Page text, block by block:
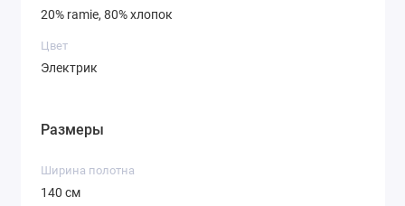
20% ramie, 80% хлопок
Цвет
Электрик
Размеры
Ширина полотна
140 см